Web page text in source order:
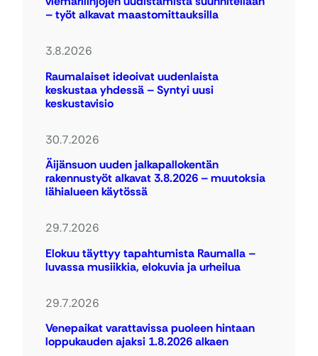
– työt alkavat maastomittauksilla
3.8.2026
Raumalaiset ideoivat uudenlaista
keskustaa yhdessä – Syntyi uusi
keskustavisio
30.7.2026
Äijänsuon uuden jalkapallokentän
rakennustyöt alkavat 3.8.2026 – muutoksia
lähialueen käytössä
29.7.2026
Elokuu täyttyy tapahtumista Raumalla –
luvassa musiikkia, elokuvia ja urheilua
29.7.2026
Venepaikat varattavissa puoleen hintaan
loppukauden ajaksi 1.8.2026 alkaen